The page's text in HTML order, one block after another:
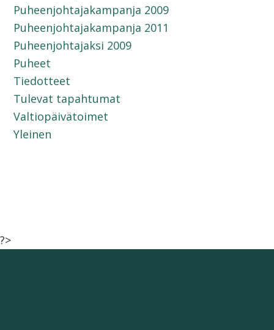
Puheenjohtajakampanja 2009
Puheenjohtajakampanja 2011
Puheenjohtajaksi 2009
Puheet
Tiedotteet
Tulevat tapahtumat
Valtiopäivätoimet
Yleinen
?>